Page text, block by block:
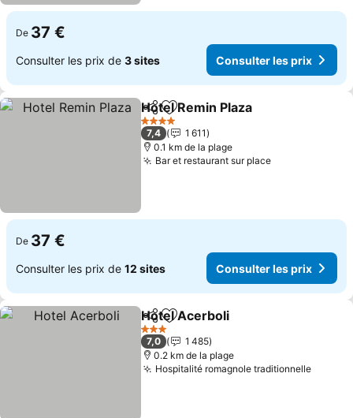
De 37 €
Consulter les prix de 3 sites Consulter les prix
PartagerAjouter à mes favoris
Hotel Remin Plaza
4 Étoiles
7,4
1 611
0.1 km de la plage
Bar et restaurant sur place
De 37 €
Consulter les prix de 12 sites Consulter les prix
PartagerAjouter à mes favoris
Hotel Acerboli
3 Étoiles
7,0
1 485
0.2 km de la plage
Hospitalité romagnole traditionnelle